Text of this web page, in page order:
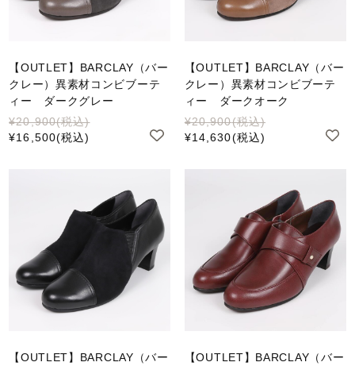
【OUTLET】BARCLAY（バー
クレー）異素材コンビブーテ
ィー ダークグレー
¥20,900(税込)
¥16,500(税込)
【OUTLET】BARCLAY（バー
クレー）異素材コンビブーテ
ィー ダークオーク
¥20,900(税込)
¥14,630(税込)
【OUTLET】BARCLAY（バー
【OUTLET】BARCLAY（バー